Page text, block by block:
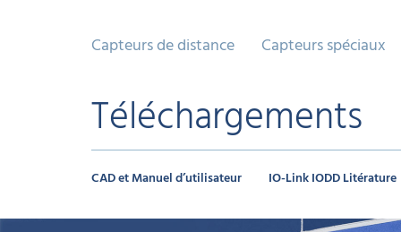
Capteurs de distance Capteurs spéciaux
Téléchargements
CAD et Manuel d’utilisateur IO-Link IODD Litérature